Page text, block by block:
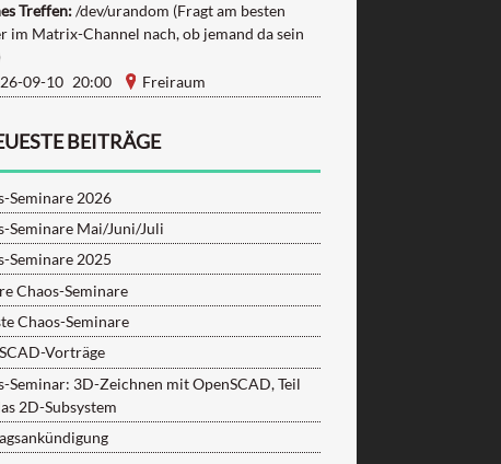
Treffen:/dev/urandom (Fragt am besten
im Matrix-Channel nach, ob jemand da sein
09-10 20:00
Freiraum
BEITRÄGE
Seminare 2026
Seminare Mai/Juni/Juli
Seminare 2025
Chaos-Seminare
Chaos-Seminare
Vorträge
Seminar: 3D-Zeichnen mit OpenSCAD, Teil
2D-Subsystem